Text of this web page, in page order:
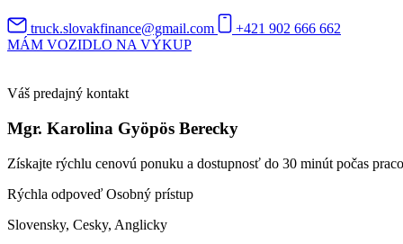
truck.slovakfinance@gmail.com
+421 902 666 662
MÁM VOZIDLO NA VÝKUP
Váš predajný kontakt
Mgr. Karolina Gyöpös Berecky
Získajte rýchlu cenovú ponuku a dostupnosť do 30 minút počas
Rýchla odpoveď Osobný prístup
Slovensky, Cesky, Anglicky